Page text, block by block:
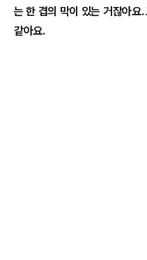
는 한 겹의 막이 있는 거잖아요
같아요.